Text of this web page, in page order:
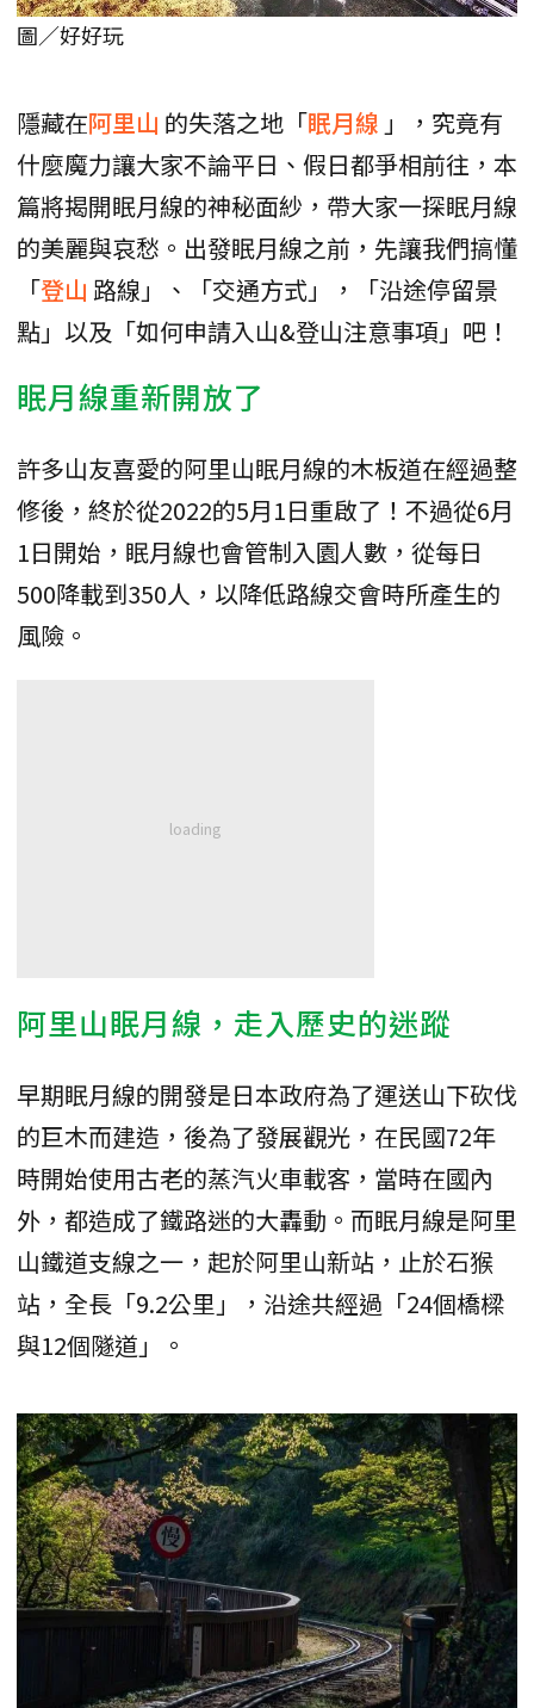
圖／好好玩
隱藏在阿里山 的失落之地「眠月線 」，究竟有
什麼魔力讓大家不論平日、假日都爭相前往，本
篇將揭開眠月線的神秘面紗，帶大家一探眠月線
的美麗與哀愁。出發眠月線之前，先讓我們搞懂
「登山 路線」、「交通方式」，「沿途停留景
點」以及「如何申請入山&登山注意事項」吧！
眠月線重新開放了
許多山友喜愛的阿里山眠月線的木板道在經過整
修後，終於從2022的5月1日重啟了！不過從6月
1日開始，眠月線也會管制入園人數，從每日
500降載到350人，以降低路線交會時所產生的
風險。
阿里山眠月線，走入歷史的迷蹤
早期眠月線的開發是日本政府為了運送山下砍伐
的巨木而建造，後為了發展觀光，在民國72年
時開始使用古老的蒸汽火車載客，當時在國內
外，都造成了鐵路迷的大轟動。而眠月線是阿里
山鐵道支線之一，起於阿里山新站，止於石猴
站，全長「9.2公里」，沿途共經過「24個橋樑
與12個隧道」。